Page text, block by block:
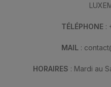
TÉLÉPHONE :
MAIL :
HORAIRES : Mardi au